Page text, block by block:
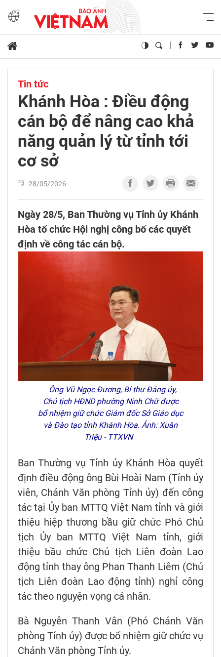
Tin tức
Khánh Hòa : Điều động
cán bộ để nâng cao khả
năng quản lý từ tỉnh tới
cơ sở
28/05/2026
Ngày 28/5, Ban Thường vụ Tỉnh ủy Khánh
Hòa tổ chức Hội nghị công bố các quyết
định về công tác cán bộ.
Ông Vũ Ngọc Đương, Bí thư Đảng ủy,
Chủ tịch HĐND phường Ninh Chữ được
bổ nhiệm giữ chức Giám đốc Sở Giáo dục
và Đào tạo tỉnh Khánh Hòa. Ảnh: Xuân
Triệu - TTXVN
Ban Thường vụ Tỉnh ủy Khánh Hòa quyết
định điều động ông Bùi Hoài Nam (Tỉnh ủy
viên, Chánh Văn phòng Tỉnh ủy) đến công
tác tại Ủy ban MTTQ Việt Nam tỉnh và giới
thiệu hiệp thương bầu giữ chức Phó Chủ
tịch Ủy ban MTTQ Việt Nam tỉnh, giới
thiệu bầu chức Chủ tịch Liên đoàn Lao
động tỉnh thay ông Phan Thanh Liêm (Chủ
tịch Liên đoàn Lao động tỉnh) nghỉ công
tác theo nguyện vọng cá nhân.
Bà Nguyễn Thanh Vân (Phó Chánh Văn
phòng Tỉnh ủy) được bổ nhiệm giữ chức vụ
Chánh Văn phòng Tỉnh ủy.